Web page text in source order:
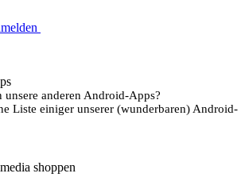
unsere anderen Android-Apps?
Liste einiger unserer (wunderbaren) Android-
shoppen